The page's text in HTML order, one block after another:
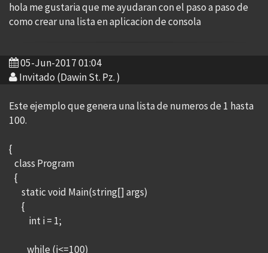
hola me gustaria que me ayudaran con el paso a paso de
como crear una lista en aplicacion de consola
05-Jun-2017 01:04
Invitado (Dawin St. Pz. )
Este ejemplo que genera una lista de numeros de 1 hasta
100.
{
class Program
{
static void Main(string[] args)
{
int i = 1;
while (i<=100)